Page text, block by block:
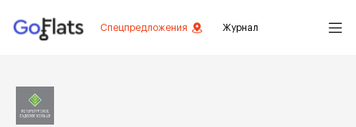
Спецпредложения Журнал